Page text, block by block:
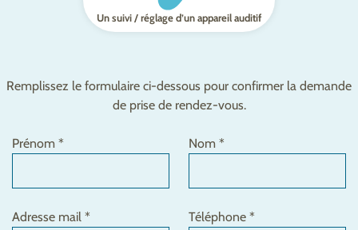
Un suivi / réglage d’un appareil auditif
Remplissez le formulaire ci-dessous pour confirmer la demande
de prise de rendez-vous.
Prénom * Nom *
Adresse mail * Téléphone *